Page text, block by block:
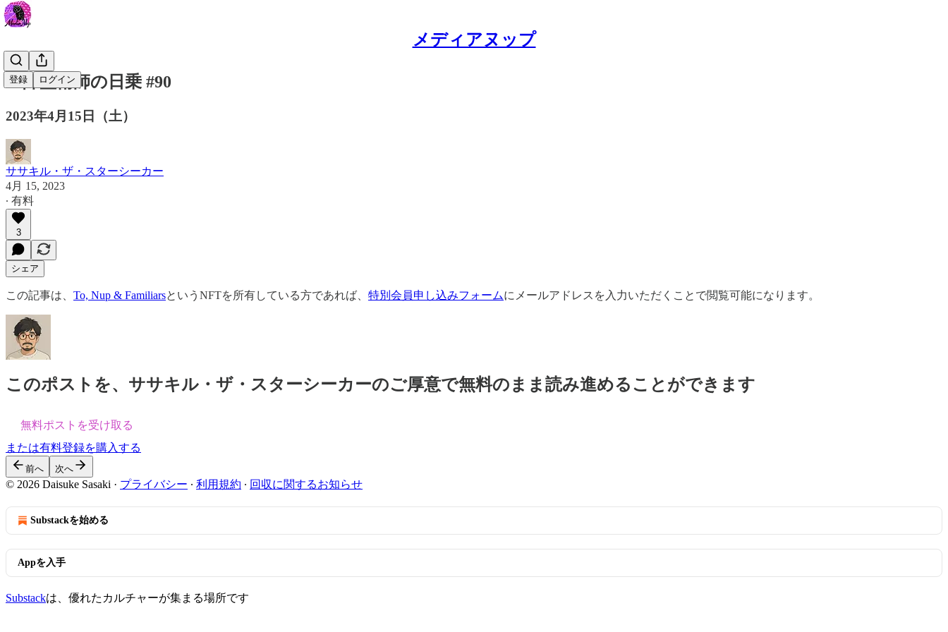
メディアヌップ
登録 ログイン
一降霊術師の日乗 #90
2023年4月15日（土）
ササキル・ザ・スターシーカー
4月 15, 2023
∙ 有料
3
シェア
この記事は、 To, Nup & FamiliarsというNFTを所有している方であれば、 特別会員申し込みフォームにメールアドレスを入力いただくことで閲覧可能になります。
このポストを、ササキル・ザ・スターシーカーのご厚意で無料のまま読み進めることができます
無料ポストを受け取る
または有料登録を購入する
前へ 次へ
© 2026 Daisuke Sasaki · プライバシー ∙ 利用規約 ∙ 回収に関するお知らせ
Substackを始める
Appを入手
Substackは、優れたカルチャーが集まる場所です